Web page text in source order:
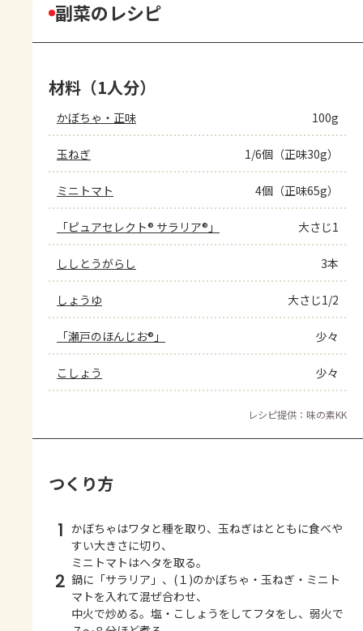
副菜のレシピ
材料（1人分）
かぼちゃ・正味 100g
玉ねぎ 1/6個（正味30g）
ミニトマト 4個（正味65g）
「ピュアセレクト® サラリア®」 大さじ1
ししとうがらし 3本
しょうゆ 大さじ1/2
「瀬戸のほんじお®」 少々
こしょう 少々
レシピ提供：味の素KK
つくり方
1 かぼちゃはワタと種を取り、玉ねぎはとともに食べや
すい大きさに切り、
ミニトマトはヘタを取る。
2 鍋に「サラリア」、(１)のかぼちゃ・玉ねぎ・ミニト
マトを入れて混ぜ合わせ、
中火で炒める。塩・こしょうをしてフタをし、弱火で